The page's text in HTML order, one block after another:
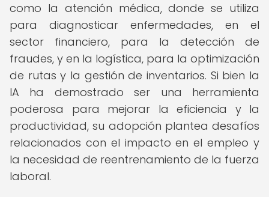
como la atención médica, donde se utiliza
para diagnosticar enfermedades, en el
sector financiero, para la detección de
fraudes, y en la logística, para la optimización
de rutas y la gestión de inventarios. Si bien la
IA ha demostrado ser una herramienta
poderosa para mejorar la eficiencia y la
productividad, su adopción plantea desafíos
relacionados con el impacto en el empleo y
la necesidad de reentrenamiento de la fuerza
laboral.